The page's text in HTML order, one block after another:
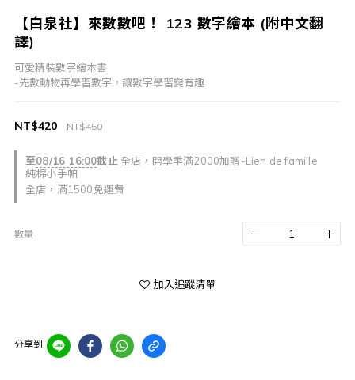
【白泉社】來數數吧！ 123 數字繪本 (附中文翻
譯)
可愛精裝數字繪本書
-先數動物再學習數字，讓數字學習變有趣
至08/16 16:00截止 全店，開學季滿2000加贈-Lien de famille
純棉小手帕
全店，滿1500免運費
NT$450
NT$420
數量
加入追蹤清單
分享到